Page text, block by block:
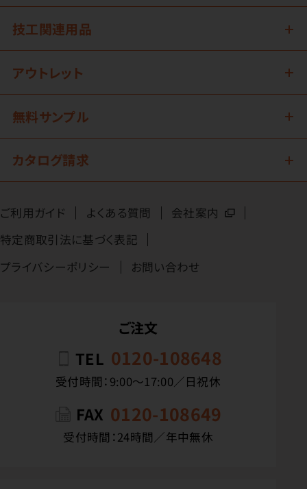
技工関連用品
アウトレット
無料サンプル
カタログ請求
ご利用ガイド よくある質問
会社案内
特定商取引法に基づく表記
プライバシーポリシー
お問い合わせ
ご注文
TEL 0120-108648
受付時間：9:00〜17:00／日祝休
FAX 0120-108649
受付時間：24時間／年中無休